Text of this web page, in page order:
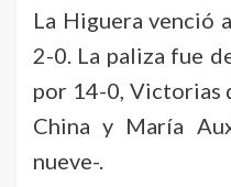
La Higuera venció
2-0. La paliza fue
por 14-0, Victorias
China y María
nueve-.